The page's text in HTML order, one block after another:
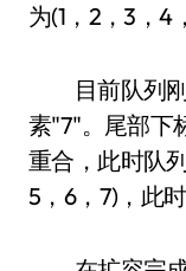
为(1，2，3，4
目前队列刚
素"7"。尾部下
重合，此时队
5，6，7)，此